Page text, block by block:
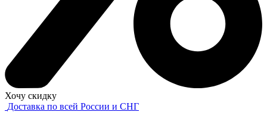
Хочу скидку
Доставка по всей России и СНГ